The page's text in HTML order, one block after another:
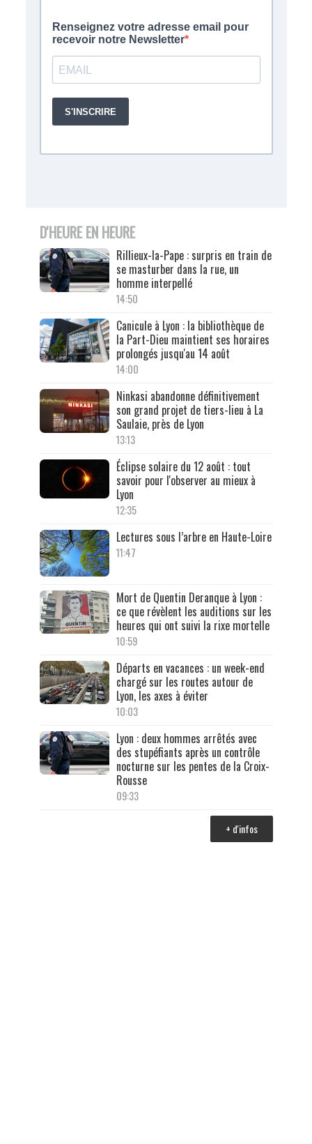
D'HEURE EN HEURE
Rillieux-la-Pape : surpris en train de
se masturber dans la rue, un
homme interpellé
14:50
Canicule à Lyon : la bibliothèque de
la Part-Dieu maintient ses horaires
prolongés jusqu'au 14 août
14:00
Ninkasi abandonne définitivement
son grand projet de tiers-lieu à La
Saulaie, près de Lyon
13:13
Éclipse solaire du 12 août : tout
savoir pour l'observer au mieux à
Lyon
12:35
Lectures sous l’arbre en Haute-Loire
11:47
Mort de Quentin Deranque à Lyon :
ce que révèlent les auditions sur les
heures qui ont suivi la rixe mortelle
10:59
Départs en vacances : un week-end
chargé sur les routes autour de
Lyon, les axes à éviter
10:03
Lyon : deux hommes arrêtés avec
des stupéfiants après un contrôle
nocturne sur les pentes de la Croix-
Rousse
09:33
+ d'infos